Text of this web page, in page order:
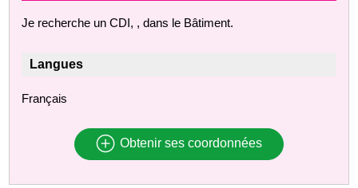
Je recherche un CDI, , dans le Bâtiment.
Langues
Français
Obtenir ses coordonnées